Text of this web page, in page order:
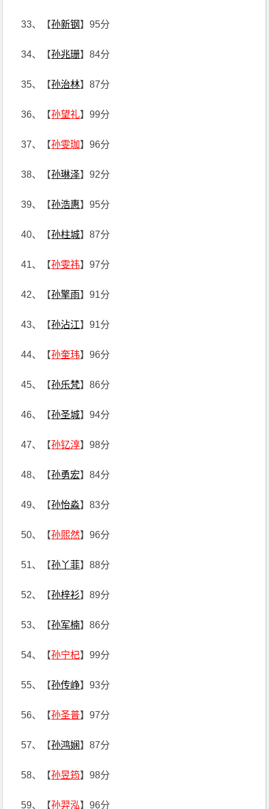
33、【孙新钢】95分
34、【孙兆珊】84分
35、【孙治林】87分
36、【孙望礼】99分
37、【孙雯珈】96分
38、【孙琳泽】92分
39、【孙浩惠】95分
40、【孙柱城】87分
41、【孙雯祎】97分
42、【孙擎雨】91分
43、【孙沾江】91分
44、【孙奎玮】96分
45、【孙乐梵】86分
46、【孙圣城】94分
47、【孙钇淳】98分
48、【孙勇宏】84分
49、【孙怡淼】83分
50、【孙煕然】96分
51、【孙丫菲】88分
52、【孙梓衫】89分
53、【孙军楠】86分
54、【孙宁杞】99分
55、【孙传峥】93分
56、【孙圣普】97分
57、【孙鸿娴】87分
58、【孙昱筠】98分
59、【孙羿泓】96分